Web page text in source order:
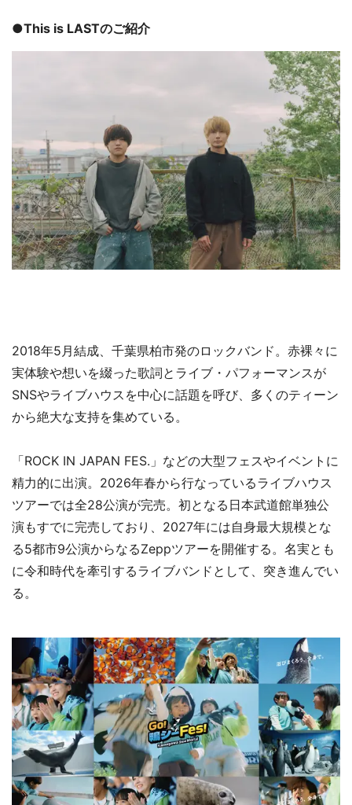
●This is LASTのご紹介
2018年5月結成、千葉県柏市発のロックバンド。赤裸々に
実体験や想いを綴った歌詞とライブ・パフォーマンスが
SNSやライブハウスを中心に話題を呼び、多くのティーン
から絶大な支持を集めている。
「ROCK IN JAPAN FES.」などの大型フェスやイベントに
精力的に出演。2026年春から行なっているライブハウス
ツアーでは全28公演が完売。初となる日本武道館単独公
演もすでに完売しており、2027年には自身最大規模とな
る5都市9公演からなるZeppツアーを開催する。名実とも
に令和時代を牽引するライブバンドとして、突き進んでい
る。